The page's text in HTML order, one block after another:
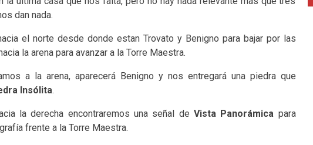
dan nada.
el norte desde donde estan Trovato y Benigno para bajar por las
la arena para avanzar a la Torre Maestra.
a la arena, aparecerá Benigno y nos entregará una piedra que
Insólita.
la derecha encontraremos una señal de Vista Panorámica para
frente a la Torre Maestra.